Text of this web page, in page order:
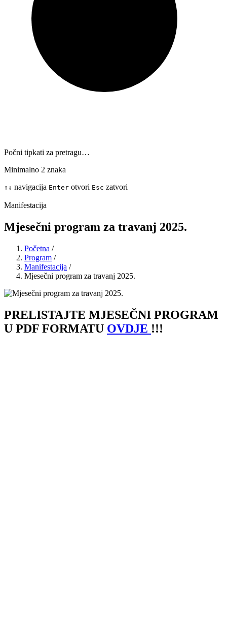
Počni tipkati za pretragu…
Minimalno 2 znaka
↑ ↓ navigacija Enter otvori Esc zatvori
Manifestacija
Mjesečni program za travanj 2025.
Početna /
Program /
Manifestacija /
Mjesečni program za travanj 2025.
PRELISTAJTE MJESEČNI PROGRAM
U PDF FORMATU OVDJE !!!